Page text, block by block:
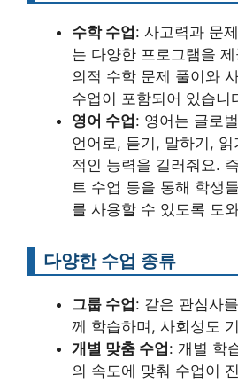
수학 수업 : 사고력과 문
는 다양한 프로그램을
의적 수학 문제 풀이와
수업이 포함되어 있습니
영어 수업 : 영어는 글로
언어로, 듣기, 말하기,
적인 능력을 길러줘요.
트 수업 등을 통해 학생
를 사용할 수 있도록 도
다양한 수업 종류
그룹 수업 : 같은 관심사
께 학습하며, 사회성도
개별 맞춤 수업 : 개별 학
의 속도에 맞춰 수업이